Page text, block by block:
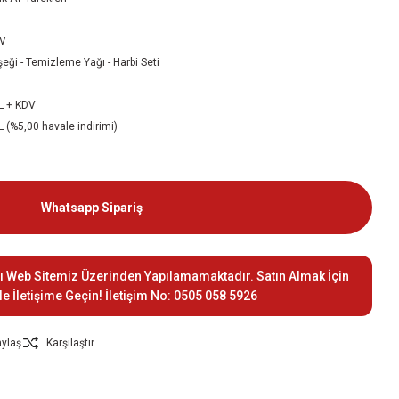
- Temizleme Yağı - Harbi Seti
+ KDV
(%5,00 havale indirimi)
Whatsapp Sipariş
Web Sitemiz Üzerinden Yapılamamaktadır. Satın Almak İçin
İletişime Geçin! İletişim No: 0505 058 5926
Karşılaştır